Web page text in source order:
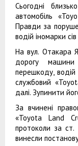
Сьогодні
автомобіль
Правди за
водій іномарки
На вул. Отакара
дорогу машини
перешкоду,
службовий
далі. Зупинити
За вчинені
«Toyota Land
протоколи за
винесли